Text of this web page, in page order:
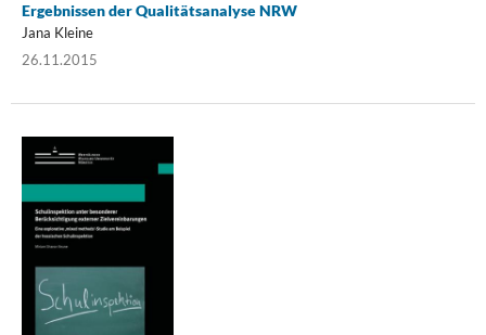
Ergebnissen der Qualitätsanalyse NRW
Jana Kleine
26.11.2015